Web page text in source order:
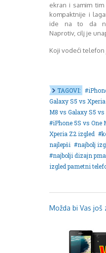
ekran i samim
kompaktnije i
ide na to da
Naprotiv, cilj je
Koji vodeći telefon
TAGOVI:
Galaxy S5 vs
M8 vs Galaxy S5
iPhone 5S vs One
Xperia Z2 izgled
najlepši
najbolj
najbolji dizajn
izgled pametni
Možda bi Vas još